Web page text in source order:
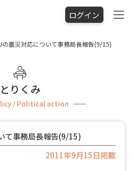
ログイン
の震災対応について事務局長報告(9/15)
とりくみ
/ Political action
て事務局長報告(9/15)
2011年9月15日掲載